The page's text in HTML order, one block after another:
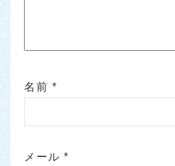
名前 *
メール*